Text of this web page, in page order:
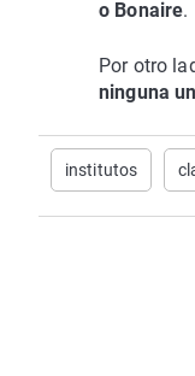
o Bonaire.
Por otro
ninguna
institutos